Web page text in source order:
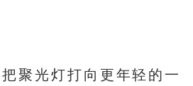
聚光灯打向更年轻的一